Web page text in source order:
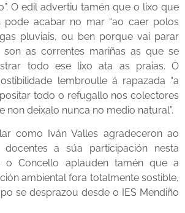
O edil advertiu tamén que o lixo que
pode acabar no mar “ao caer polos
pluviais, ou ben porque vai parar
son as correntes mariñas as que se
todo ese lixo ata as praias. O
lembroulle á rapazada “a
todo o refugallo nos colectores
non deixalo nunca no medio natural”.
como Iván Valles agradeceron ao
a súa participación nesta
o Concello aplauden tamén que a
ambiental fora totalmente sostible,
se desprazou desde o IES Mendiño